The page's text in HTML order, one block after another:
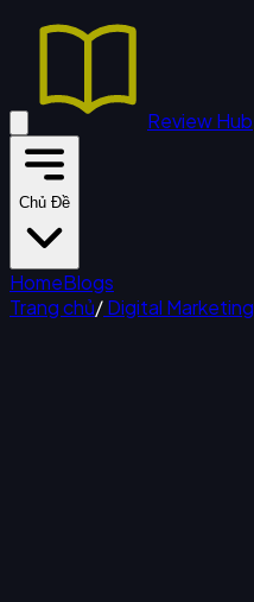
Review Hub
Chủ Đề
HomeBlogs
Trang chủ/Digital Marketing